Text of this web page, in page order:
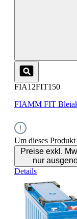
FIA12FIT150
FIAMM FIT
Um dieses
Preise exkl.
nur
Details